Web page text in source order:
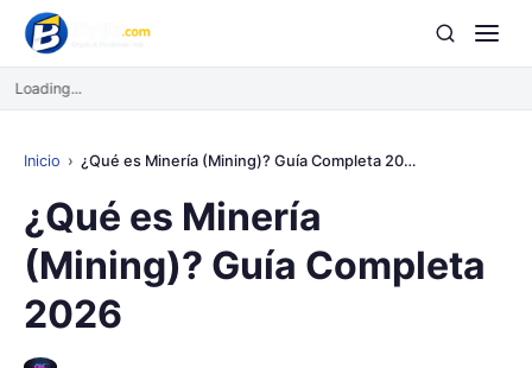
Loading...
Inicio ¿Qué es Minería (Mining)? Guía Completa 2026
¿Qué es Minería
(Mining)? Guía Completa
2026